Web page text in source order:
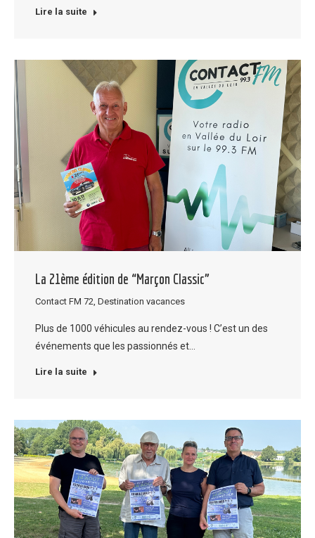
Lire la suite
La 21ème édition de “Marçon Classic”
Contact FM 72 Destination vacances
Plus de 1000 véhicules au rendez-vous ! C’est un des
événements que les passionnés et…
Lire la suite